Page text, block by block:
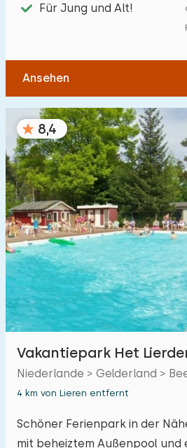
Für Jung und Alt!
Ansehen
8,4
Vakantiepark Het
Niederlande > Gelderland >
4 km von Lieren entfernt
Schöner Ferienpark in der
mit beheiztem Außenpool und